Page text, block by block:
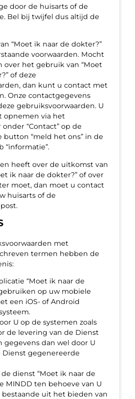
door de huisarts of de
Bel bij twijfel dus altijd de
“Moet ik naar de dokter?”
voorwaarden. Mocht
over het gebruik van “Moet
of deze
dan kunt u contact met
Onze contactgegevens
gebruiksvoorwaarden. U
opnemen via het
“Contact” op de
button “meld het ons” in de
“informatie”.
heeft over de uitkomst van
ik naar de dokter?” of over
moet, dan moet u contact
huisarts of de
met
termen hebben de
“Moet ik naar de
op uw mobiele
een iOS- of Android
U op de systemen zoals
de levering van de Dienst
gegevens dan wel door U
Dienst gegenereerde
dienst “Moet ik naar de
MINDD ten behoeve van U
bestaande uit het bieden van